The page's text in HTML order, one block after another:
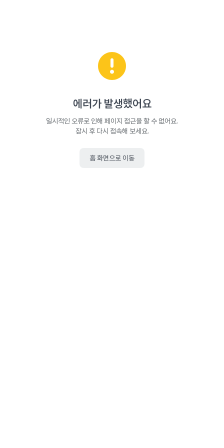
에러가 발생했어요
일시적인 오류로 인해 페이지 접근을 할 수 없어요.
잠시 후 다시 접속해 보세요.
홈 화면으로 이동